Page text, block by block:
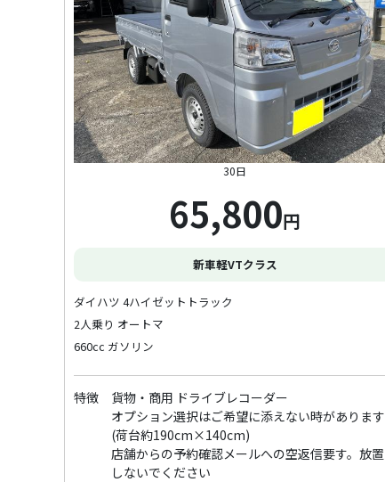
30日
65,800円
新車軽VTクラス
ダイハツ 4ハイゼットトラック
2人乗り オートマ
660cc ガソリン
特徴
貨物・商用 ドライブレコーダー
オプション選択はご希望に添えない時があります
(荷台約190cm×140cm)
店舗からの予約確認メールへの空返信要す。放置
しないでください